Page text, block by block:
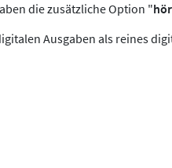
die zusätzliche Option "
Ausgaben als reines